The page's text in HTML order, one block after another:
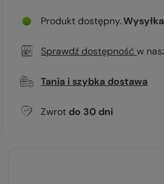
Produkt dostępny
Sprawdź dostępnośćw
Tania i szybka dostawa
Zwrot do 30 dni